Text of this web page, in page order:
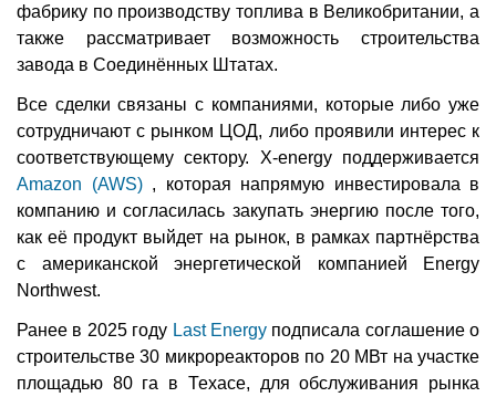
фабрику по производству топлива в Великобритании, а
также рассматривает возможность строительства
завода в Соединённых Штатах.
Все сделки связаны с компаниями, которые либо уже
сотрудничают с рынком ЦОД, либо проявили интерес к
соответствующему сектору. X-energy поддерживается
Amazon (AWS), которая напрямую инвестировала в
компанию и согласилась закупать энергию после того,
как её продукт выйдет на рынок, в рамках партнёрства
с американской энергетической компанией Energy
Northwest.
Ранее в 2025 году Last Energyподписала соглашение о
строительстве 30 микрореакторов по 20 МВт на участке
площадью 80 га в Техасе, для обслуживания рынка